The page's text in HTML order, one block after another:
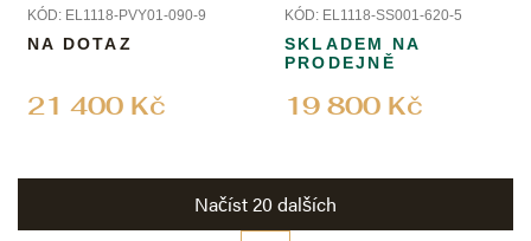
KÓD: EL1118-PVY01-090-9
21 400 Kč
NA DOTAZ
KÓD: EL1118-SS001-620-5
19 800 Kč
SKLADEM NA
PRODEJNĚ
Načíst 20 dalších